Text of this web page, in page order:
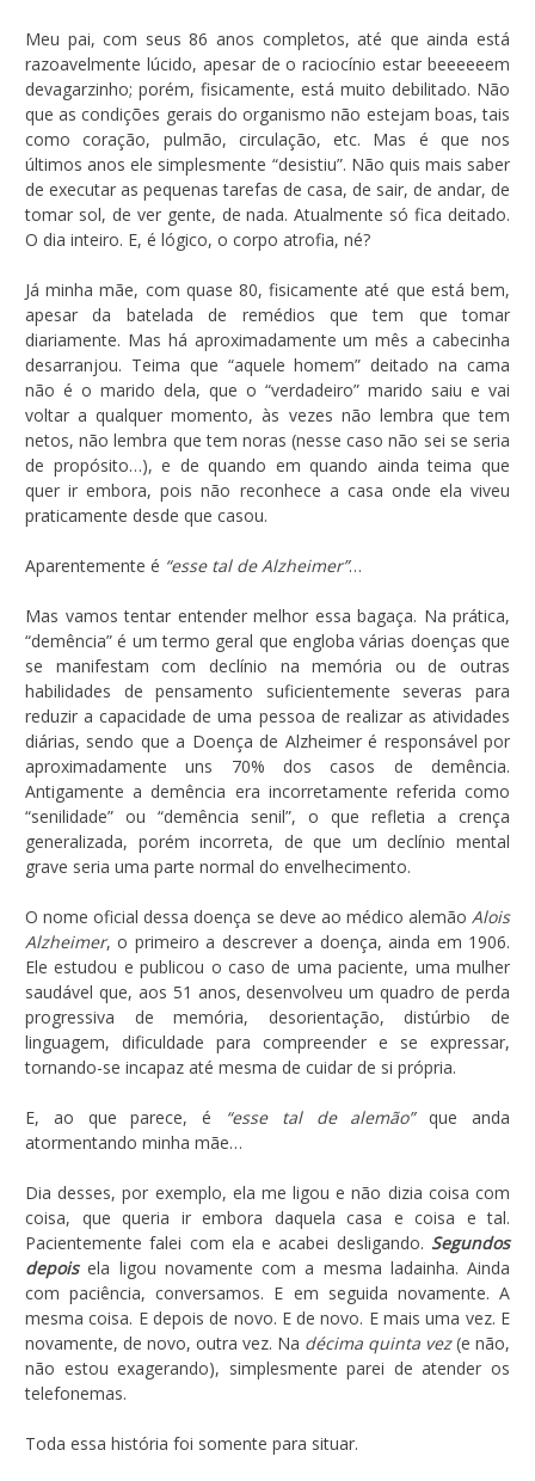
Meu pai, com seus 86 anos completos, até que ainda está
razoavelmente lúcido, apesar de o raciocínio estar beeeeeem
devagarzinho; porém, fisicamente, está muito debilitado. Não
que as condições gerais do organismo não estejam boas, tais
como coração, pulmão, circulação, etc. Mas é que nos
últimos anos ele simplesmente “desistiu”. Não quis mais saber
de executar as pequenas tarefas de casa, de sair, de andar, de
tomar sol, de ver gente, de nada. Atualmente só fica deitado.
O dia inteiro. E, é lógico, o corpo atrofia, né?
Já minha mãe, com quase 80, fisicamente até que está bem,
apesar da batelada de remédios que tem que tomar
diariamente. Mas há aproximadamente um mês a cabecinha
desarranjou. Teima que “aquele homem” deitado na cama
não é o marido dela, que o “verdadeiro” marido saiu e vai
voltar a qualquer momento, às vezes não lembra que tem
netos, não lembra que tem noras (nesse caso não sei se seria
de propósito…), e de quando em quando ainda teima que
quer ir embora, pois não reconhece a casa onde ela viveu
praticamente desde que casou.
Aparentemente é “esse tal de Alzheimer”…
Mas vamos tentar entender melhor essa bagaça. Na prática,
“demência” é um termo geral que engloba várias doenças que
se manifestam com declínio na memória ou de outras
habilidades de pensamento suficientemente severas para
reduzir a capacidade de uma pessoa de realizar as atividades
diárias, sendo que a Doença de Alzheimer é responsável por
aproximadamente uns 70% dos casos de demência.
Antigamente a demência era incorretamente referida como
“senilidade” ou “demência senil”, o que refletia a crença
generalizada, porém incorreta, de que um declínio mental
grave seria uma parte normal do envelhecimento.
O nome oficial dessa doença se deve ao médico alemão Alois
Alzheimer, o primeiro a descrever a doença, ainda em 1906.
Ele estudou e publicou o caso de uma paciente, uma mulher
saudável que, aos 51 anos, desenvolveu um quadro de perda
progressiva de memória, desorientação, distúrbio de
linguagem, dificuldade para compreender e se expressar,
tornando-se incapaz até mesma de cuidar de si própria.
E, ao que parece, é “esse tal de alemão”que anda
atormentando minha mãe…
Dia desses, por exemplo, ela me ligou e não dizia coisa com
coisa, que queria ir embora daquela casa e coisa e tal.
Pacientemente falei com ela e acabei desligando. Segundos
depoisela ligou novamente com a mesma ladainha. Ainda
com paciência, conversamos. E em seguida novamente. A
mesma coisa. E depois de novo. E de novo. E mais uma vez. E
novamente, de novo, outra vez. Na décima quinta vez(e não,
não estou exagerando), simplesmente parei de atender os
telefonemas.
Toda essa história foi somente para situar.